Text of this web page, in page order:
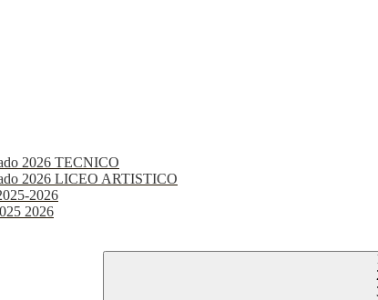
2026 TECNICO
2026 LICEO ARTISTICO
2026
2026